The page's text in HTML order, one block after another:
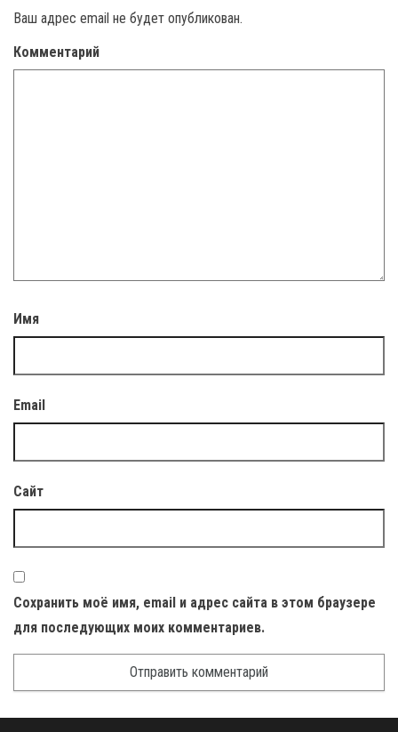
Ваш адрес email не будет опубликован.
Комментарий
Имя
Email
Сайт
Сохранить моё имя, email и адрес сайта в этом браузере
для последующих моих комментариев.